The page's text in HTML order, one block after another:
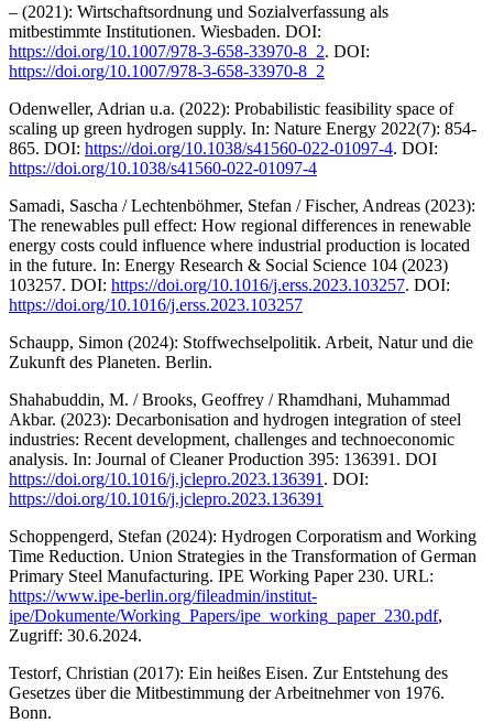
– (2021): Wirtschaftsordnung und Sozialverfassung als
mitbestimmte Institutionen. Wiesbaden. DOI:
https://doi.org/10.1007/978-3-658-33970-8_2. DOI:
https://doi.org/10.1007/978-3-658-33970-8_2
Odenweller, Adrian u.a. (2022): Probabilistic feasibility space of
scaling up green hydrogen supply. In: Nature Energy 2022(7): 854-
865. DOI: https://doi.org/10.1038/s41560-022-01097-4. DOI:
https://doi.org/10.1038/s41560-022-01097-4
Samadi, Sascha / Lechtenböhmer, Stefan / Fischer, Andreas (2023):
The renewables pull effect: How regional differences in renewable
energy costs could influence where industrial production is located
in the future. In: Energy Research & Social Science 104 (2023)
103257. DOI: https://doi.org/10.1016/j.erss.2023.103257. DOI:
https://doi.org/10.1016/j.erss.2023.103257
Schaupp, Simon (2024): Stoffwechselpolitik. Arbeit, Natur und die
Zukunft des Planeten. Berlin.
Shahabuddin, M. / Brooks, Geoffrey / Rhamdhani, Muhammad
Akbar. (2023): Decarbonisation and hydrogen integration of steel
industries: Recent development, challenges and technoeconomic
analysis. In: Journal of Cleaner Production 395: 136391. DOI
https://doi.org/10.1016/j.jclepro.2023.136391 . DOI:
https://doi.org/10.1016/j.jclepro.2023.136391
Schoppengerd, Stefan (2024): Hydrogen Corporatism and Working
Time Reduction. Union Strategies in the Transformation of German
Primary Steel Manufacturing. IPE Working Paper 230. URL:
https://www.ipe-berlin.org/fileadmin/institut-
ipe/Dokumente/Working_Papers/ipe_working_paper_230.pdf,
Zugriff: 30.6.2024.
Testorf, Christian (2017): Ein heißes Eisen. Zur Entstehung des
Gesetzes über die Mitbestimmung der Arbeitnehmer von 1976.
Bonn.